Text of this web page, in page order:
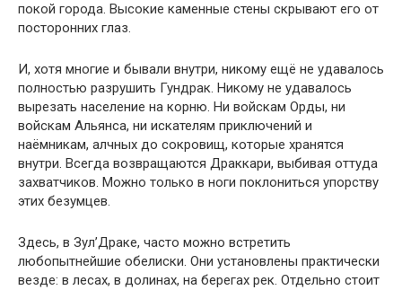
покой города. Высокие каменные стены скрывают его от
посторонних глаз.
И, хотя многие и бывали внутри, никому ещё не удавалось
полностью разрушить Гундрак. Никому не удавалось
вырезать население на корню. Ни войскам Орды, ни
войскам Альянса, ни искателям приключений и
наёмникам, алчных до сокровищ, которые хранятся
внутри. Всегда возвращаются Драккари, выбивая оттуда
захватчиков. Можно только в ноги поклониться упорству
этих безумцев.
Здесь, в Зул’Драке, часто можно встретить
любопытнейшие обелиски. Они установлены практически
везде: в лесах, в долинах, на берегах рек. Отдельно стоит